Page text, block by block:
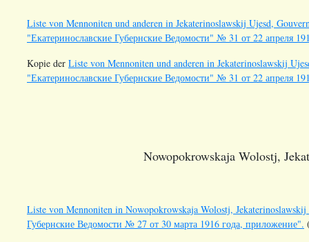
Liste von Mennoniten und anderen in Jekaterinoslawskij Ujesd,
"Екатеринославские Губернские Ведомости" № 31 от 22 апреля
Kopie der Liste von Mennoniten und anderen in Jekaterinoslawskij
"Екатеринославские Губернские Ведомости" № 31 от 22 апреля
Nowopokrowskaja Wolostj,
Liste von Mennoniten in Nowopokrowskaja Wolostj,
Губернские Ведомости № 27 от 30 марта 1916 года, приложение".